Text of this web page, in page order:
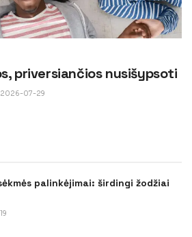
priversiančios nusišypsoti
2026-07-29
palinkėjimai: širdingi žodžiai